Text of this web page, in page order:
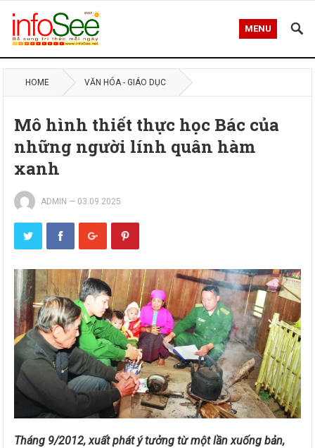
MENU
HOME VĂN HÓA - GIÁO DỤC
Mô hình thiết thực học Bác của
những người lính quân hàm
xanh
ADMIN — 03.09.2025
Tháng 9/2012, xuất phát ý tưởng từ một lần xuống bản,